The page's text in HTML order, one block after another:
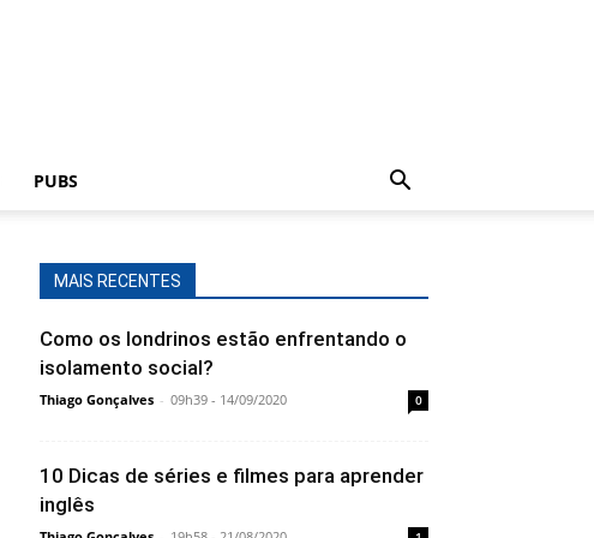
PUBS
MAIS RECENTES
Como os londrinos estão enfrentando o
isolamento social?
Thiago Gonçalves - 09h39 - 14/09/2020 0
10 Dicas de séries e filmes para aprender
inglês